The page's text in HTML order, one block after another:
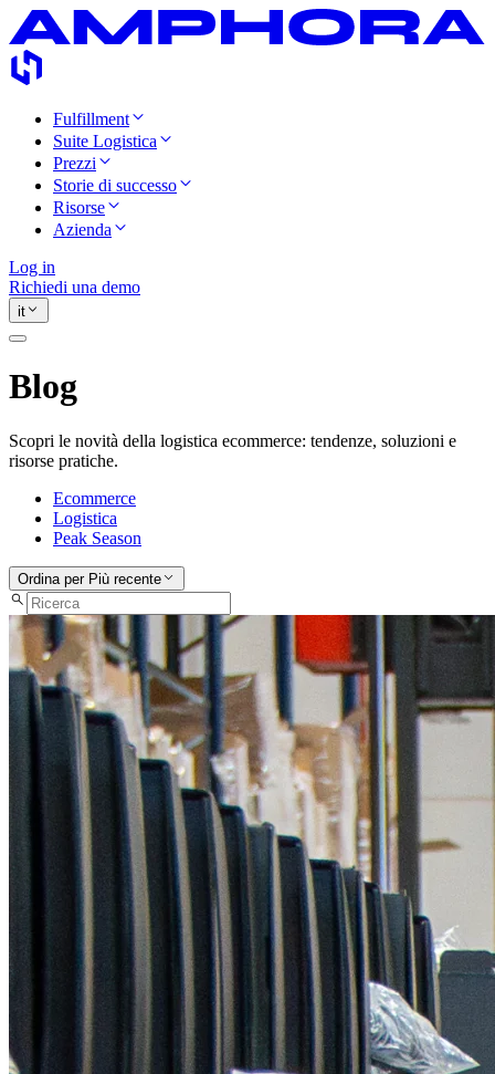
Fulfillment
Suite Logistica
Prezzi
Storie di successo
Risorse
Azienda
Log in
Richiedi una demo
it
Blog
Scopri le novità della logistica ecommerce: tendenze, soluzioni e
risorse pratiche.
Ecommerce
Logistica
Peak Season
Ordina per Più recente